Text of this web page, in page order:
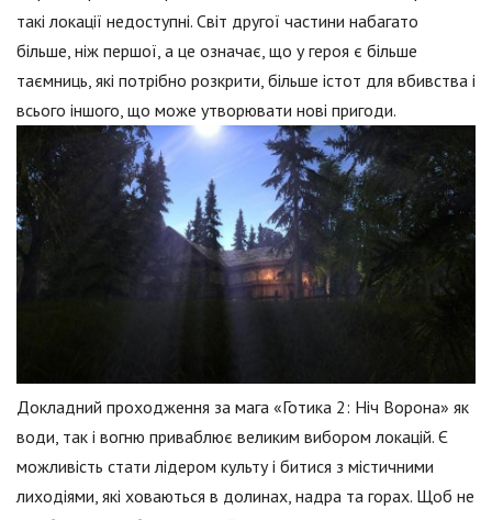
такі локації недоступні. Світ другої частини набагато
більше, ніж першої, а це означає, що у героя є більше
таємниць, які потрібно розкрити, більше істот для вбивства і
всього іншого, що може утворювати нові пригоди.
Докладний проходження за мага «Готика 2: Ніч Ворона» як
води, так і вогню приваблює великим вибором локацій. Є
можливість стати лідером культу і битися з містичними
лиходіями, які ховаються в долинах, надра та горах. Щоб не